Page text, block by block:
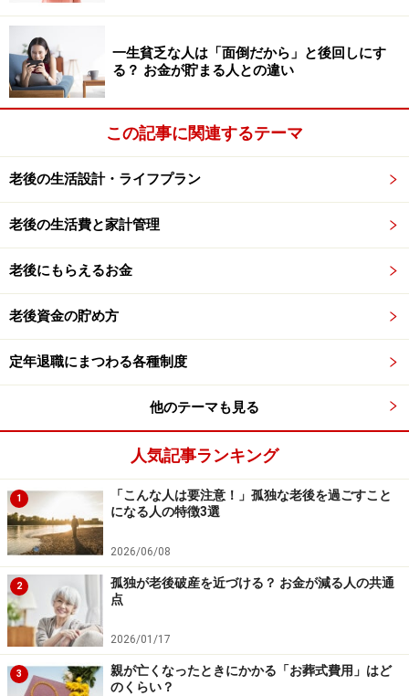
ありますから、そのリスクを想定して、貯められるうち
にできるだけ老後のお金を作っておくのが肝要です。
※記事内容は執筆時点のものです。最新の内容をご確認くださ
本記事の内容は一般的な情報提供を目的としており、特定の金融
商品や投資行動を推奨するものではありません。
投資や資産運用に関する最終的なご判断はご自身の責任において
行ってください。
掲載情報の正確性・完全性については十分に配慮しております
が、その内容を保証するものではなく、これに基づく損失・損害
の公式情報をご確認ください。
【編集部からのお知らせ】
中です！
※抽選で20名にAmazonギフト券1000円分プレゼント
※謝礼付きの限定アンケートやモニター企画に参加が可能に
一生貧乏な人は「面倒だから」と後回しにす
る？ お金が貯まる人との違い
この記事に関連するテーマ
老後の生活設計・ライフプラン
老後の生活費と家計管理
老後にもらえるお金
老後資金の貯め方
定年退職にまつわる各種制度
他のテーマも見る
人気記事ランキング
1
「こんな人は要注意！」孤独な老後を過ごすこと
になる人の特徴3選
2026/06/08
2
孤独が老後破産を近づける？ お金が減る人の共通
点
2026/01/17
3
親が亡くなったときにかかる「お葬式費用」はど
のくらい？